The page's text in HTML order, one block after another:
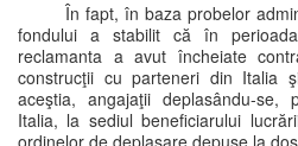
În fapt, în baza probelor
fondului a stabilit că în
reclamanta a avut încheiate
construcţii cu parteneri din Italia
aceştia, angajaţii deplasându-se,
Italia, la sediul beneficiarului
ordinelor de deplasare depuse la